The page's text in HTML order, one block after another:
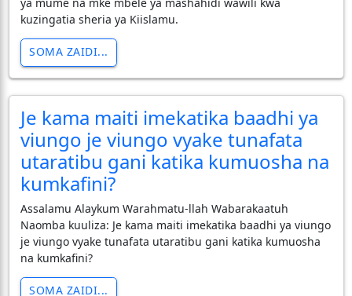
kuzingatia sheria ya Kiislamu.
SOMA ZAIDI...
Je kama maiti imekatika baadhi ya
viungo je viungo vyake tunafata
utaratibu gani katika kumuosha na
kumkafini?
Assalamu Alaykum Warahmatu-llah Wabarakaatuh
Naomba kuuliza: Je kama maiti imekatika baadhi ya viungo
je viungo vyake tunafata utaratibu gani katika kumuosha
na kumkafini?
SOMA ZAIDI...